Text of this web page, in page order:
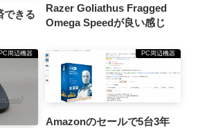
できる
Razer Goliathus Fragged
Omega Speedが良い感じ
PC周辺機器 PC周辺機器
Amazonのセールで5台3年